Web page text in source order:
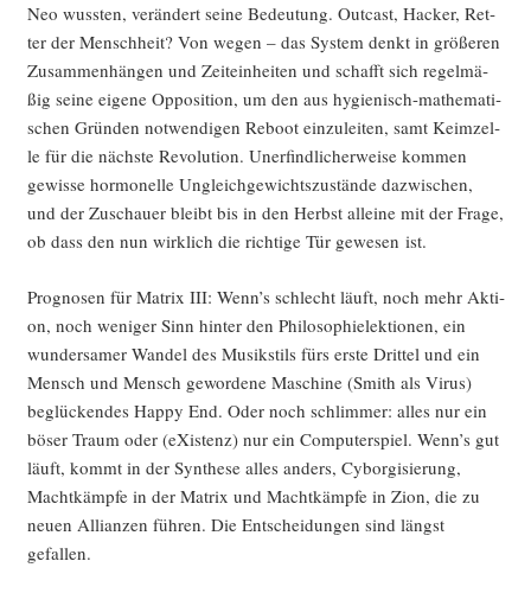
Neo wuss­ten, ver­än­dert sei­ne Bedeu­tung. Out­cast, Hacker, Ret­
ter der Mensch­heit? Von wegen – das Sys­tem denkt in grö­ße­ren
Zusam­men­hän­gen und Zeit­ein­hei­ten und schafft sich regel­mä­
ßig sei­ne eige­ne Oppo­si­ti­on, um den aus hygie­nisch-mathe­ma­ti­
schen Grün­den not­wen­di­gen Reboot ein­zu­lei­ten, samt Keim­zel­
le für die nächs­te Revo­lu­ti­on. Uner­find­li­cher­wei­se kom­men
gewis­se hor­mo­nel­le Ungleich­ge­wichts­zu­stän­de dazwi­schen,
und der Zuschau­er bleibt bis in den Herbst allei­ne mit der Fra­ge,
ob dass den nun wirk­lich die rich­ti­ge Tür gewe­sen ist.
Pro­gno­sen für Matrix III: Wenn’s schlecht läuft, noch mehr Akti­
on, noch weni­ger Sinn hin­ter den Phi­lo­so­phie­lek­tio­nen, ein
wun­der­sa­mer Wan­del des Musik­stils fürs ers­te Drit­tel und ein
Mensch und Mensch gewor­de­ne Maschi­ne (Smith als Virus)
beglü­cken­des Hap­py End. Oder noch schlim­mer: alles nur ein
böser Traum oder (eXis­tenz) nur ein Com­pu­ter­spiel. Wenn’s gut
läuft, kommt in der Syn­the­se alles anders, Cybor­gi­sie­rung,
Macht­kämp­fe in der Matrix und Macht­kämp­fe in Zion, die zu
neu­en Alli­an­zen füh­ren. Die Ent­schei­dun­gen sind längst
gefallen.